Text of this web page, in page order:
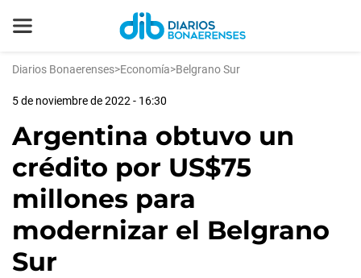
Diarios Bonaerenses>Economía>Belgrano Sur
5 de noviembre de 2022 - 16:30
Argentina obtuvo un
crédito por US$75
millones para
modernizar el Belgrano
Sur